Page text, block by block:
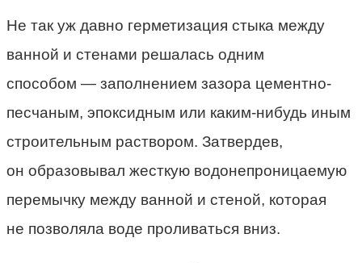
Не так уж давно герметизация стыка между
ванной и стенами решалась одним
способом — заполнением зазора цементно-
песчаным, эпоксидным или каким-нибудь иным
строительным раствором. Затвердев,
он образовывал жесткую водонепроницаемую
перемычку между ванной и стеной, которая
не позволяла воде проливаться вниз.